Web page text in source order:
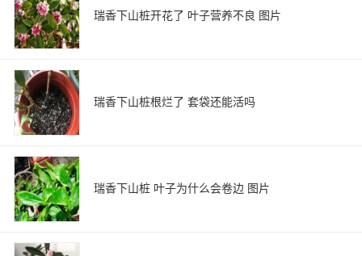
瑞香下山桩开花了 叶子营养不良 图片
瑞香下山桩根烂了 套袋还能活吗
瑞香下山桩 叶子为什么会卷边 图片